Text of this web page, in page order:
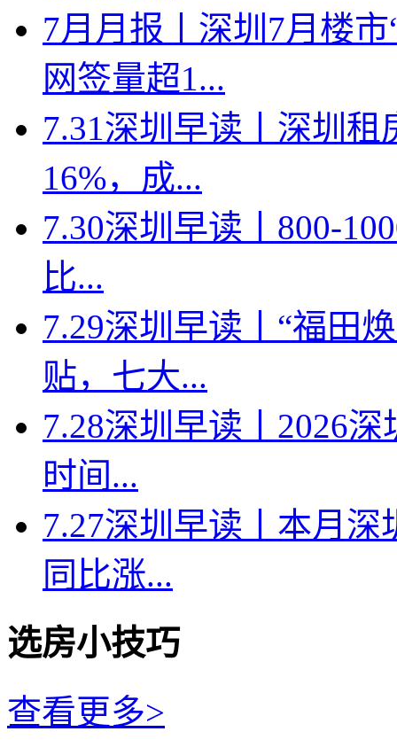
7月月报丨深圳7月楼
网签量超1...
7.31深圳早读丨深圳
16%，成...
7.30深圳早读丨800-
比...
7.29深圳早读丨“福田
贴，七大...
7.28深圳早读丨2026
时间...
7.27深圳早读丨本月
同比涨...
选房小技巧
查看更多>